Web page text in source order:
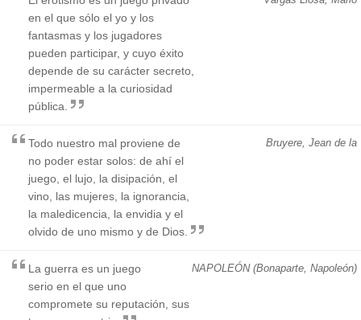
en el que sólo el yo y los
fantasmas y los jugadores
pueden participar, y cuyo éxito
depende de su carácter secreto,
impermeable a la curiosidad
pública.
Bruyere, Jean de la
Todo nuestro mal proviene de
no poder estar solos: de ahí el
juego, el lujo, la disipación, el
vino, las mujeres, la ignorancia,
la maledicencia, la envidia y el
olvido de uno mismo y de Dios.
NAPOLEÓN (Bonaparte, Napoleón)
La guerra es un juego
serio en el que uno
compromete su reputación, sus